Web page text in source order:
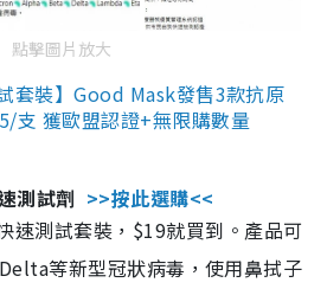
點擊圖片放大
套裝】Good Mask發售3款抗原
支 獲歐盟認證+無限購數量
測試劑 >>按此選購<<
速測試套裝，$19就買到。產品可
等新型冠狀病毒，使用鼻拭子